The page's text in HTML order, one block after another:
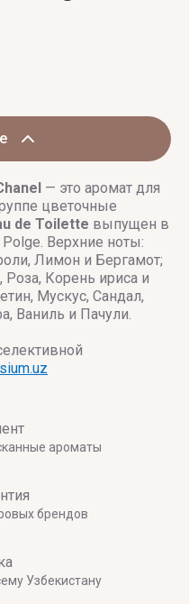
— это аромат для
цветочные
de Toilette выпущен в
Верхние ноты:
Лимон и Бергамот;
Корень ириса и
Мускус, Сандал,
Ваниль и Пачули.
ароматы
брендов
Узбекистану